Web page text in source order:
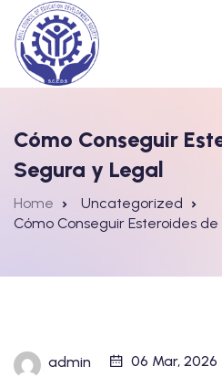
Cómo Conseguir
Segura y Legal
Home
Uncategorized
Cómo Conseguir Esteroides
admin 06 Mar, 2026